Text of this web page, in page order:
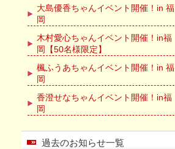
大島優香ちゃんイベント開催！in 福
岡
木村愛心ちゃんイベント開催！in福
岡【50名様限定】
楓ふうあちゃんイベント開催！in 福
岡
香澄せなちゃんイベント開催！in福
岡
過去のお知らせ一覧